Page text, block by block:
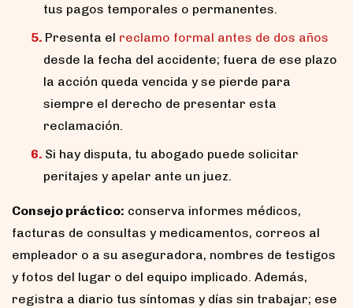
tus pagos temporales o permanentes.
Presenta el reclamo formal antes de dos años
desde la fecha del accidente; fuera de ese plazo
la acción queda vencida y se pierde para
siempre el derecho de presentar esta
reclamación.
Si hay disputa, tu abogado puede solicitar
peritajes y apelar ante un juez.
Consejo práctico: conserva informes médicos,
facturas de consultas y medicamentos, correos al
empleador o a su aseguradora, nombres de testigos
y fotos del lugar o del equipo implicado. Además,
registra a diario tus síntomas y días sin trabajar; ese